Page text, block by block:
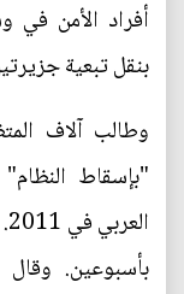
أفراد الأمن
بنقل تبعية
"بإسقاط
بأسبوعين. وقال